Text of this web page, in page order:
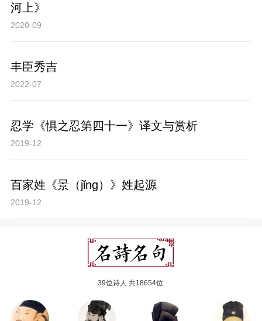
河上》
2020-09
丰臣秀吉
2022-07
忍学《惧之忍第四十一》译文与赏析
2019-12
百家姓《景（jǐng）》姓起源
2019-12
39位诗人 共18654位